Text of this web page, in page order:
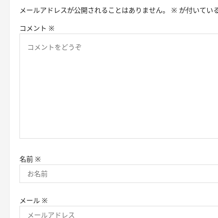
ー
シ
ョ
メールアドレスが公開されることはありません。 ※ が付いてい
コメント ※
名前 ※
メール ※